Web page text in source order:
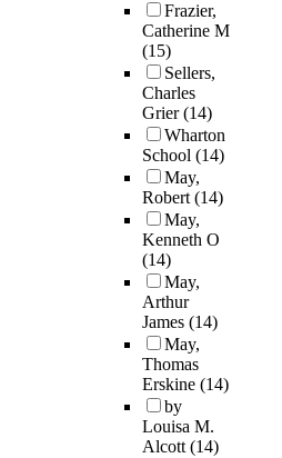
Frazier,
Catherine M
(15)
Sellers,
Charles
Grier(14)
Wharton
School (14)
May,
Robert(14)
May,
Kenneth O
(14)
May,
Arthur
James (14)
May,
Thomas
Erskine (14)
by
Louisa M.
Alcott(14)